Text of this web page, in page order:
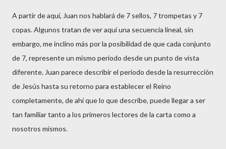
A partir de aquí, Juan nos hablará de 7 sellos, 7 trompetas y 7
copas. Algunos tratan de ver aquí una secuencia lineal, sin
embargo, me inclino más por la posibilidad de que cada conjunto
de 7, represente un mismo periodo desde un punto de vista
diferente. Juan parece describir el periodo desde la resurrección
de Jesús hasta su retorno para establecer el Reino
completamente, de ahí que lo que describe, puede llegar a ser
tan familiar tanto a los primeros lectores de la carta como a
nosotros mismos.